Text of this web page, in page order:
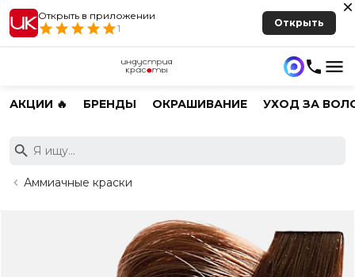
Открыть в приложении
1
Открыть
АКЦИИ 🔥 БРЕНДЫ ОКРАШИВАНИЕ УХОД ЗА
Аммиачные краски